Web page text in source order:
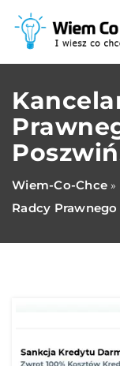
Wiem-Co-Chce »
Radcy